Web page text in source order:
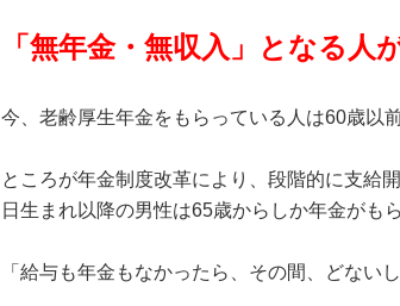
「無年金・無収入」となる
今、老齢厚生年金をもらっている人は60歳以
ところが年金制度改革により、段階的に支給
日生まれ以降の男性は65歳からしか年金がも
「給与も年金もなかったら、その間、どない